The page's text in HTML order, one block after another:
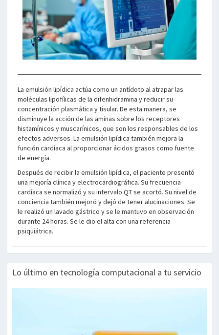
La emulsión lipídica actúa como un antídoto al atrapar las
moléculas lipofílicas de la difenhidramina y reducir su
concentración plasmática y tisular. De esta manera, se
disminuye la acción de las aminas sobre los receptores
histamínicos y muscarínicos, que son los responsables de los
efectos adversos. La emulsión lipídica también mejora la
función cardíaca al proporcionar ácidos grasos como fuente
de energía.
Después de recibir la emulsión lipídica, el paciente presentó
una mejoría clínica y electrocardiográfica. Su frecuencia
cardíaca se normalizó y su intervalo QT se acortó. Su nivel de
conciencia también mejoró y dejó de tener alucinaciones. Se
le realizó un lavado gástrico y se le mantuvo en observación
durante 24 horas. Se le dio el alta con una referencia
psiquiátrica.
Lo último en tecnología computacional a tu servicio